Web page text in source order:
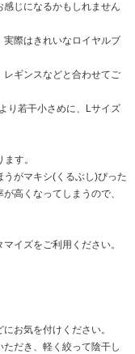
じになるかもしれません
際はきれいなロイヤルブ
ギンスなどと合わせてご
り若干小さめに、Lサイズ
す。
がマキシ(くるぶし)ぴった
高くなってしまうので、
イズをご利用ください。
お気を付けください。
だき、軽く絞って陰干し